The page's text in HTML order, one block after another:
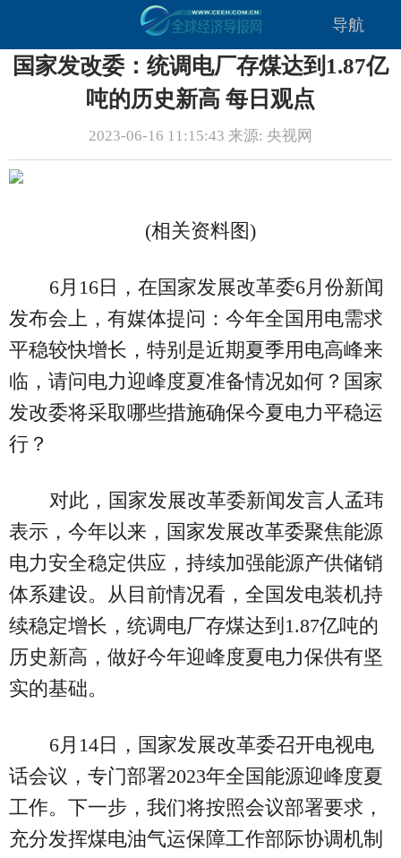
导航
国家发改委：统调电厂存煤达到1.87亿
吨的历史新高 每日观点
2023-06-16 11:15:43 来源: 央视网
(相关资料图)
6月16日，在国家发展改革委6月份新闻
发布会上，有媒体提问：今年全国用电需求
平稳较快增长，特别是近期夏季用电高峰来
临，请问电力迎峰度夏准备情况如何？国家
发改委将采取哪些措施确保今夏电力平稳运
行？
对此，国家发展改革委新闻发言人孟玮
表示，今年以来，国家发展改革委聚焦能源
电力安全稳定供应，持续加强能源产供储销
体系建设。从目前情况看，全国发电装机持
续稳定增长，统调电厂存煤达到1.87亿吨的
历史新高，做好今年迎峰度夏电力保供有坚
实的基础。
6月14日，国家发展改革委召开电视电
话会议，专门部署2023年全国能源迎峰度夏
工作。下一步，我们将按照会议部署要求，
充分发挥煤电油气运保障工作部际协调机制